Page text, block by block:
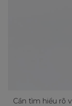
Cần tìm hiểu rõ